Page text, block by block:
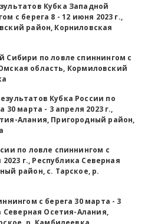
Кубка Западной
с берега 8 - 12 июня 2023 г.,
район, Корниловская
Сибири по ловле спиннингом с
область, Кормиловский
Кубка России по
30 марта - 3 апреля 2023 г.,
Алания, Пригородный район,
по ловле спиннингом с
г., Республика Северная
район, с. Тарское, р.
с берега 30 марта - 3
Северная Осетия-Алания,